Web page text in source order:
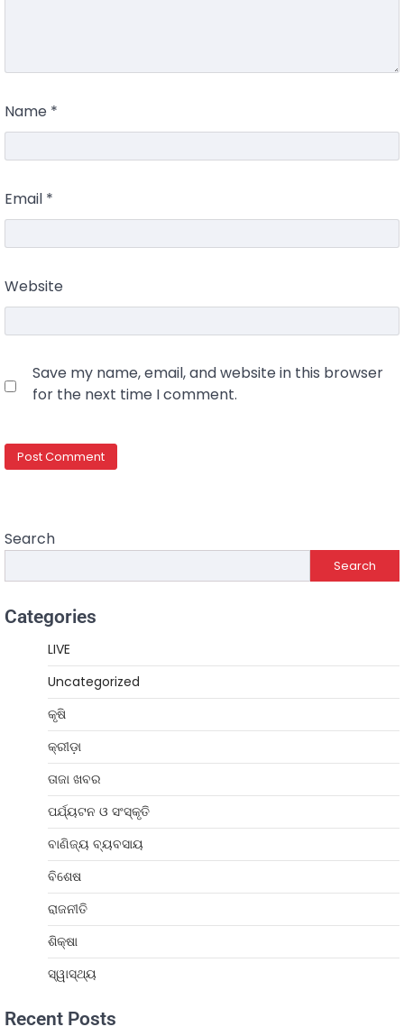
Name *
Email *
Website
Save my name, email, and website in this browser
for the next time I comment.
Search
Search
Categories
LIVE
Uncategorized
କୃଷି
କ୍ରୀଡ଼ା
ତାଜା ଖବର
ପର୍ଯ୍ୟଟନ ଓ ସଂସ୍କୃତି
ବାଣିଜ୍ୟ ବ୍ୟବସାୟ
ବିଶେଷ
ରାଜନୀତି
ଶିକ୍ଷା
ସ୍ୱାସ୍ଥ୍ୟ
Recent Posts